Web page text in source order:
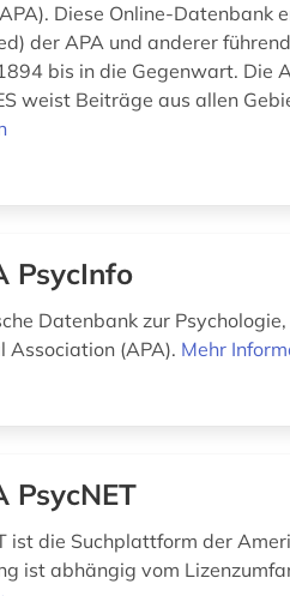
Diese Online-
der APA und anderer
bis in die Gegenwart. Die
weist Beiträge aus allen
PsycInfo
Datenbank zur
Association (APA). Mehr
PsycNET
ist die Suchplattform der
ist abhängig vom